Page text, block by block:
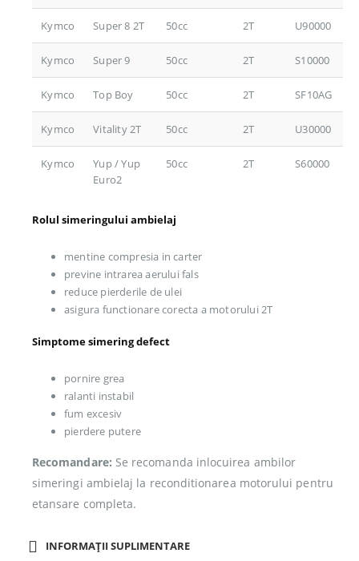
Kymco Super 8 2T 50cc 2T U90000
Kymco Super 9 50cc 2T S10000
Kymco Top Boy 50cc 2T SF10AG
Kymco Vitality 2T 50cc 2T U30000
Kymco
Yup / Yup
Euro2
50cc 2T S60000
Rolul simeringului ambielaj
mentine compresia in carter
previne intrarea aerului fals
reduce pierderile de ulei
asigura functionare corecta a motorului 2T
Simptome simering defect
pornire grea
ralanti instabil
fum excesiv
pierdere putere
Recomandare: Se recomanda inlocuirea ambilor
simeringi ambielaj la reconditionarea motorului pentru
etansare completa.
INFORMAȚII SUPLIMENTARE